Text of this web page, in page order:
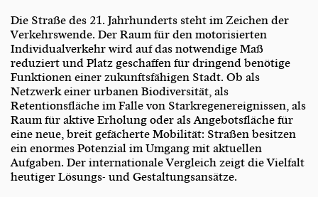
Die Straße des 21. Jahrhunderts steht im Zeichen der
Verkehrswende. Der Raum für den motorisierten
Individualverkehr wird auf das notwendige Maß
reduziert und Platz geschaffen für dringend benötige
Funktionen einer zukunftsfähigen Stadt. Ob als
Netzwerk einer urbanen Biodiversität, als
Retentionsfläche im Falle von Starkregenereignissen, als
Raum für aktive Erholung oder als Angebotsfläche für
eine neue, breit gefächerte Mobilität: Straßen besitzen
ein enormes Potenzial im Umgang mit aktuellen
Aufgaben. Der internationale Vergleich zeigt die Vielfalt
heutiger Lösungs- und Gestaltungsansätze.